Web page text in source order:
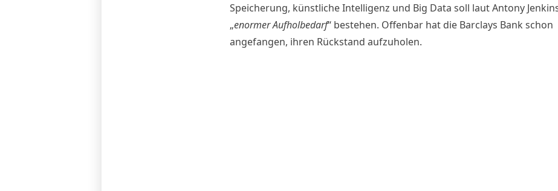
Speicherung, künstliche Intelligenz und Big Data soll laut Antony
„enormer Aufholbedarf“ bestehen. Offenbar hat die Barclays Bank schon
angefangen, ihren Rückstand aufzuholen.